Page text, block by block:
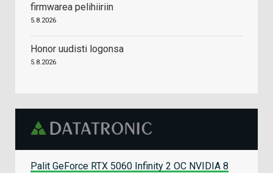
firmwarea pelihiiriin
5.8.2026
Honor uudisti logonsa
5.8.2026
Palit GeForce RTX 5060 Infinity 2 OC NVIDIA 8